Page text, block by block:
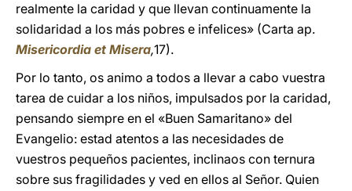
realmente la caridad y que llevan continuamente la
solidaridad a los más pobres e infelices» (Carta ap.
Misericordia et Misera,17).
Por lo tanto, os animo a todos a llevar a cabo vuestra
tarea de cuidar a los niños, impulsados ​​por la caridad,
pensando siempre en el «Buen Samaritano» del
Evangelio: estad atentos a las necesidades de
vuestros pequeños pacientes, inclinaos con ternura
sobre sus fragilidades y ved en ellos al Señor. Quien